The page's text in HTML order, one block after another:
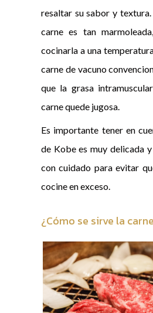
resaltar su sabor y
carne es tan
cocinarla a una
carne de vacuno
que la grasa
carne quede jugosa.
Es importante tener en
de Kobe es muy delicada
con cuidado para evitar
cocine en exceso.
¿Cómo se sirve la